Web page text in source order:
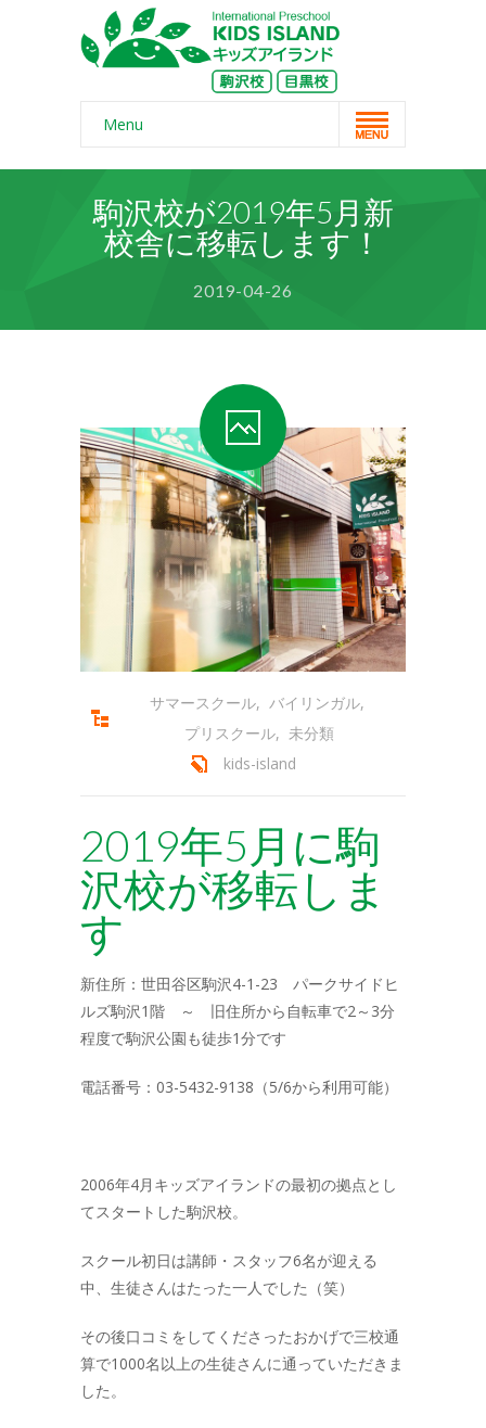
Menu
Home
スクール概要
-- コンセプト
-- リンク・紹介記事
-- 会員専用ページ
コースの紹介
-- プリスクール
-- ミュージック＆ムーブメント
-- キンダークラス
-- アフタースクール
-- サマースクール
-- スプリングスクール
アクセス
-- キッズアイランド駒沢
-- キッズアイランド目黒
ブログ
プレゼント
-- プリスクール求人
-- 学生インターン募集
駒沢校が2019年5月新
校舎に移転します！
2019-04-26
サマースクール, バイリンガル,
プリスクール, 未分類
kids-island
2019年5月に駒
沢校が移転しま
す
新住所：世田谷区駒沢4-1-23 パークサイドヒ
ルズ駒沢1階 ～ 旧住所から自転車で2～3分
程度で駒沢公園も徒歩1分です
電話番号：03-5432-9138（5/6から利用可能）
2006年4月キッズアイランドの最初の拠点とし
てスタートした駒沢校。
スクール初日は講師・スタッフ6名が迎える
中、生徒さんはたった一人でした（笑）
その後口コミをしてくださったおかげで三校通
算で1000名以上の生徒さんに通っていただきま
した。